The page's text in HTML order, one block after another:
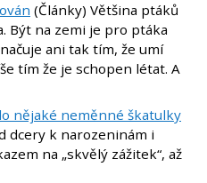
(Články) Většina ptáků
Být na zemi je pro ptáka
ani tak tím, že umí
tím že je schopen létat. A
nějaké neměnné škatulky
dcery k narozeninám i
na „skvělý zážitek“, až